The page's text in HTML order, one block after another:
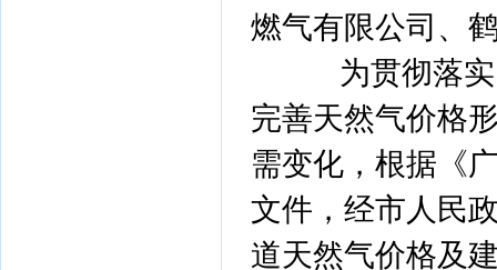
燃气有限公司、
为贯彻落实
完善天然气价格
需变化，根据《
文件，经市人民
道天然气价格及